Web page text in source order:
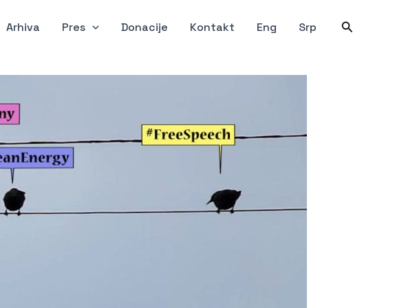
Arhiva Pres Donacije Kontakt Eng Srp Претрага